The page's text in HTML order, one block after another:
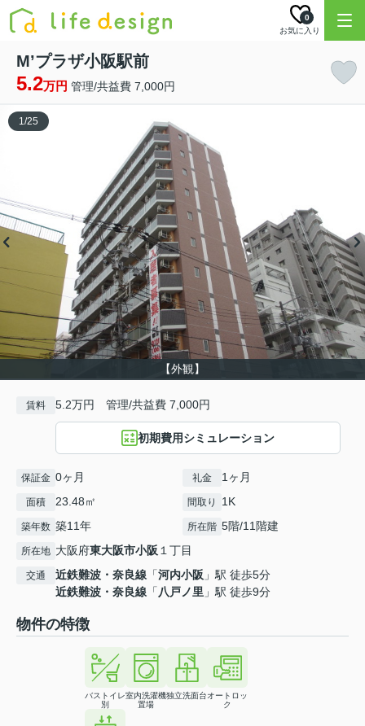
お気に入り
0
M’プラザ小阪駅前
5.2万円 管理/共益費 7,000円
【外観】
1/25
賃料 5.2万円 管理/共益費 7,000円
初期費用シミュレーション
保証金 0ヶ月 礼金 1ヶ月
面積 23.48㎡ 間取り 1K
築年数 築11年 所在階 5階/11階建
所在地 大阪府東大阪市小阪 １丁目
交通 近鉄難波・奈良線 「河内小阪 」駅 徒歩5分
近鉄難波・奈良線 「八戸ノ里 」駅 徒歩9分
物件の特徴
バストイレ
別
室内洗濯機
置場
独立洗面台オートロッ
ク